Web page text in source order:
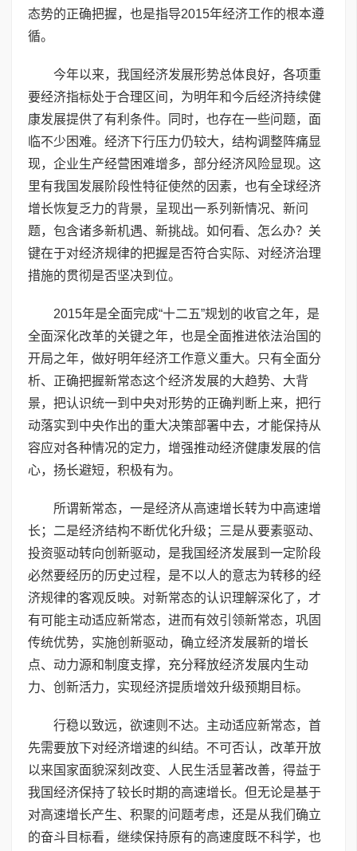
态势的正确把握，也是指导2015年经济工作的根本遵
循。
今年以来，我国经济发展形势总体良好，各项重
要经济指标处于合理区间，为明年和今后经济持续健
康发展提供了有利条件。同时，也存在一些问题，面
临不少困难。经济下行压力仍较大，结构调整阵痛显
现，企业生产经营困难增多，部分经济风险显现。这
里有我国发展阶段性特征使然的因素，也有全球经济
增长恢复乏力的背景，呈现出一系列新情况、新问
题，包含诸多新机遇、新挑战。如何看、怎么办？关
键在于对经济规律的把握是否符合实际、对经济治理
措施的贯彻是否坚决到位。
2015年是全面完成“十二五”规划的收官之年，是
全面深化改革的关键之年，也是全面推进依法治国的
开局之年，做好明年经济工作意义重大。只有全面分
析、正确把握新常态这个经济发展的大趋势、大背
景，把认识统一到中央对形势的正确判断上来，把行
动落实到中央作出的重大决策部署中去，才能保持从
容应对各种情况的定力，增强推动经济健康发展的信
心，扬长避短，积极有为。
所谓新常态，一是经济从高速增长转为中高速增
长；二是经济结构不断优化升级；三是从要素驱动、
投资驱动转向创新驱动，是我国经济发展到一定阶段
必然要经历的历史过程，是不以人的意志为转移的经
济规律的客观反映。对新常态的认识理解深化了，才
有可能主动适应新常态，进而有效引领新常态，巩固
传统优势，实施创新驱动，确立经济发展新的增长
点、动力源和制度支撑，充分释放经济发展内生动
力、创新活力，实现经济提质增效升级预期目标。
行稳以致远，欲速则不达。主动适应新常态，首
先需要放下对经济增速的纠结。不可否认，改革开放
以来国家面貌深刻改变、人民生活显著改善，得益于
我国经济保持了较长时期的高速增长。但无论是基于
对高速增长产生、积聚的问题考虑，还是从我们确立
的奋斗目标看，继续保持原有的高速度既不科学，也